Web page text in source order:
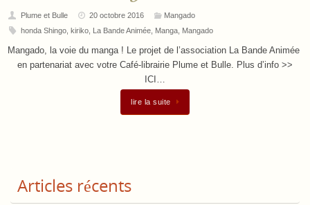
Plume et Bulle 20 octobre 2016
Mangado
honda Shingo, kiriko, La Bande Animée, Manga, Mangado
Mangado, la voie du manga ! Le projet de l’association La Bande Animée
en partenariat avec votre Café-librairie Plume et Bulle. Plus d’info >>
ICI…
lire la suite
Articles récents